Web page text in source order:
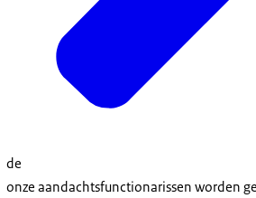
de
onze aandachtsfunctionarissen worden